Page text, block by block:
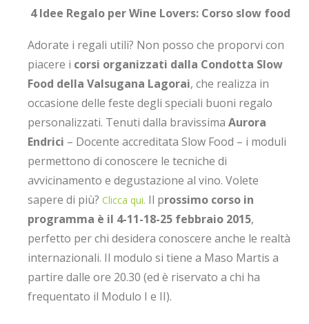
4 Idee Regalo per Wine Lovers: Corso slow food
Adorate i regali utili? Non posso che proporvi con
piacere i corsi organizzati dalla Condotta Slow
Food della Valsugana Lagorai, che realizza in
occasione delle feste degli speciali buoni regalo
personalizzati. Tenuti dalla bravissima Aurora
Endrici – Docente accreditata Slow Food – i moduli
permettono di conoscere le tecniche di
avvicinamento e degustazione al vino. Volete
sapere di più? Clicca qui. Il prossimo corso in
programma è il 4-11-18-25 febbraio 2015,
perfetto per chi desidera conoscere anche le realtà
internazionali. Il modulo si tiene a Maso Martis a
partire dalle ore 20.30 (ed è riservato a chi ha
frequentato il Modulo I e II).